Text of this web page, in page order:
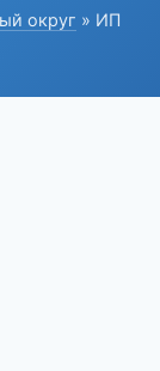
округ » ИП